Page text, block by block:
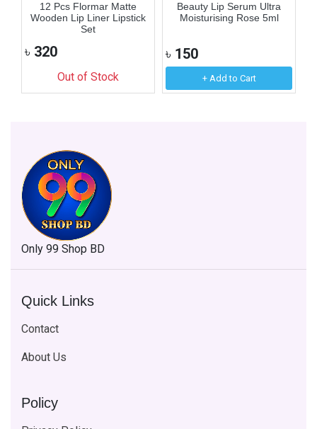
12 Pcs Flormar Matte
Wooden Lip Liner Lipstick
Set
৳ 320
Out of Stock
Beauty Lip Serum Ultra
Moisturising Rose 5ml
৳ 150
+ Add to Cart
Only 99 Shop BD
Quick Links
Contact
About Us
Policy